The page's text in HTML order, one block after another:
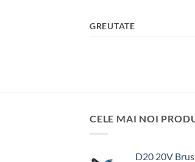
GREUTATE
CELE MAI NOI
D20 20V